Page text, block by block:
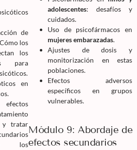
de
los
los
para
en
y tratar
los
adolescentes: desafíos y
cuidados.
Uso de psicofármacos en
mujeres embarazadas.
Ajustes de dosis y
monitorización en estas
poblaciones.
Efectos adversos
específicos en grupos
vulnerables.
Módulo 9: Abordaje de
efectos secundarios